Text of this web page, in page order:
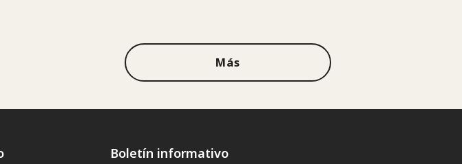
Más
Boletín informativo